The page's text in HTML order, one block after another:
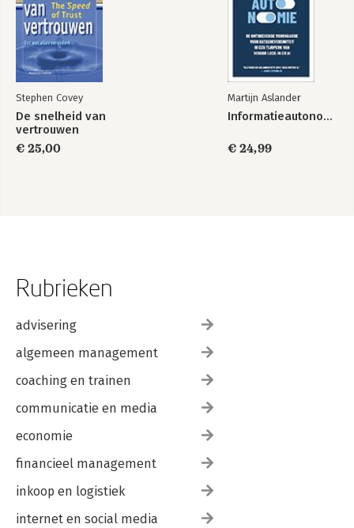
Stephen Covey
De snelheid van
vertrouwen
€ 25,00
Martijn Aslander
Informatieautonomie
€ 24,99
Rubrieken
advisering
algemeen management
coaching en trainen
communicatie en media
economie
financieel management
inkoop en logistiek
internet en social media